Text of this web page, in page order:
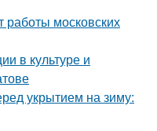
работы московских
в культуре и
укрытием на зиму: